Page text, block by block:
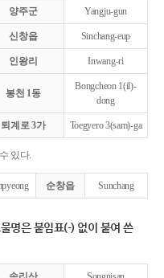
양주군 Yangju-gun
신창읍 Sinchang-eup
인왕리 Inwang-ri
봉천 1동
Bongcheon 1(il)-
dong
퇴계로 3가 Toegyero 3(sam)-ga
있다.
순창읍 Sunchang
명은 붙임표(-) 없이 붙여 쓴